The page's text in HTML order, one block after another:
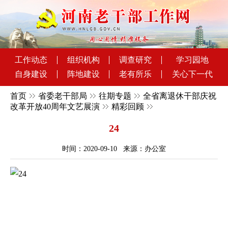
工作动态 组织机构 调查研究
学习园地
自身建设
阵地建设 老有所乐 关心下一代
首页 省委老干部局 往期专题
全省离退休干部庆祝
改革开放40周年文艺展演
精彩回顾
24
时间：2020-09-10 来源：办公室